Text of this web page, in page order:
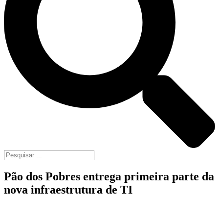
Pão dos Pobres entrega primeira parte da
nova infraestrutura de TI